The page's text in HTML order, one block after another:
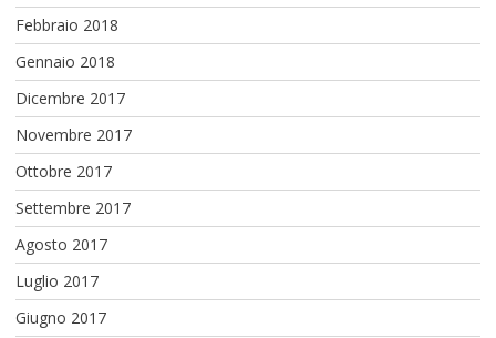
Febbraio 2018
Gennaio 2018
Dicembre 2017
Novembre 2017
Ottobre 2017
Settembre 2017
Agosto 2017
Luglio 2017
Giugno 2017